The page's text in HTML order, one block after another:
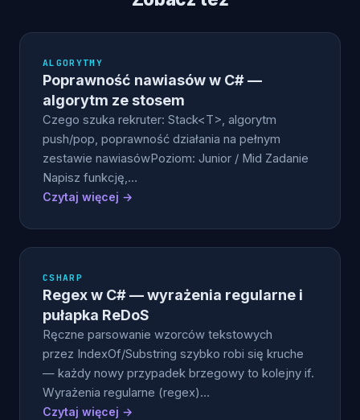
ALGORYTMY
Poprawność nawiasów w C# —
algorytm ze stosem
Czego szuka rekruter: Stack<T>, algorytm
push/pop, poprawność działania na pełnym
zestawie nawiasówPoziom: Junior / Mid Zadanie
Napisz funkcję,…
Czytaj więcej →
CSHARP
Regex w C# — wyrażenia regularne i
pułapka ReDoS
Ręczne parsowanie wzorców tekstowych
przez IndexOf/Substring szybko robi się kruche
— każdy nowy przypadek brzegowy to kolejny if.
Wyrażenia regularne (regex)…
Czytaj więcej →